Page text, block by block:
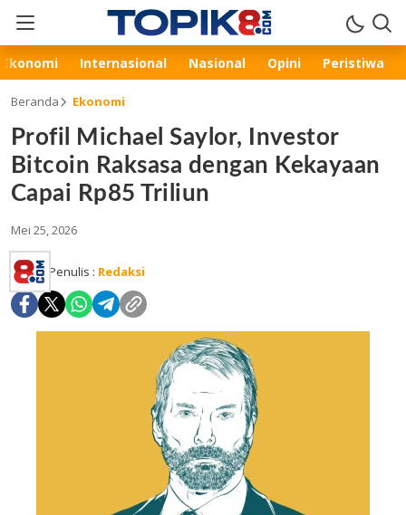
Ekonomi Internasional Nasional Opini Peristiwa
Beranda Ekonomi
Profil Michael Saylor, Investor
Bitcoin Raksasa dengan Kekayaan
Capai Rp85 Triliun
Mei 25, 2026
Penulis : Redaksi